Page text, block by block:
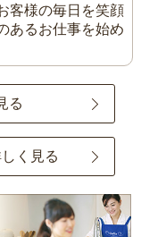
客様の毎日を笑顔
あるお仕事を始め
る
く見る